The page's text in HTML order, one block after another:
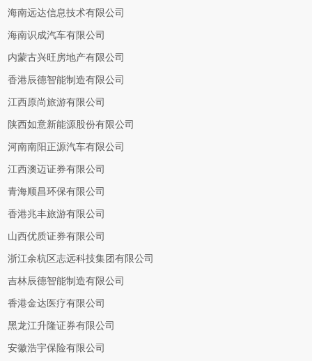
海南远达信息技术有限公司
海南识成汽车有限公司
内蒙古兴旺房地产有限公司
香港辰德智能制造有限公司
江西原尚旅游有限公司
陕西如意新能源股份有限公司
河南南阳正源汽车有限公司
江西澳迈证券有限公司
青海顺昌环保有限公司
香港兆丰旅游有限公司
山西优质证券有限公司
浙江余杭区志远科技集团有限公司
吉林辰德智能制造有限公司
香港金达医疗有限公司
黑龙江升隆证券有限公司
安徽浩宇保险有限公司